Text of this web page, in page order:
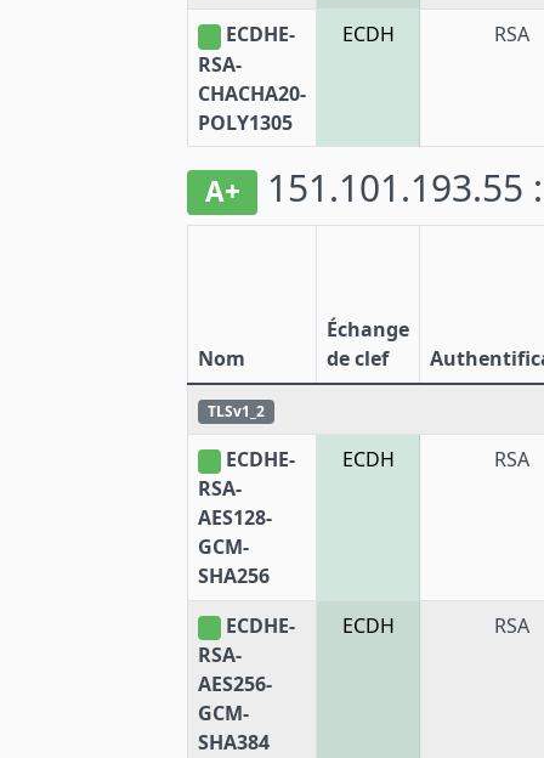
ECDHE-
RSA-
CHACHA20-
POLY1305
ECDH RSA
A+ 151.101.193.55
Nom
Échange
de clef
TLSv1_2
ECDHE-
RSA-
AES128-
GCM-
SHA256
ECDH RSA
ECDHE-
RSA-
AES256-
GCM-
SHA384
ECDH RSA